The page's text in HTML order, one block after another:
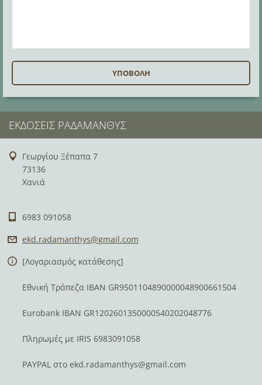
ΕΚΔΌΣΕΙΣ ΡΑΔΆΜΑΝΘΥΣ
Γεωργίου Ξέπαπα 7
73136
Χανιά
6983 091058
ekd.radamanthys@gmail.com
[Λογαριασμός κατάθεσης]
Εθνική Τράπεζα IBAN GR9501104890000048900661504
Eurobank IBAN GR1202601350000540202048776
Πληρωμές με IRIS 6983091058
PAYPAL στο ekd.radamanthys@gmail.com